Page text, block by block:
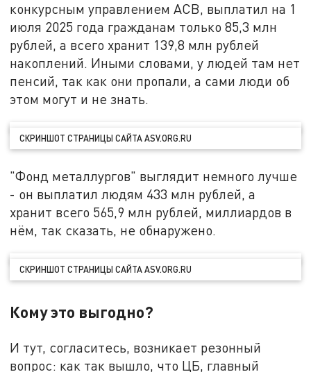
конкурсным управлением АСВ, выплатил на 1
июля 2025 года гражданам только 85,3 млн
рублей, а всего хранит 139,8 млн рублей
накоплений. Иными словами, у людей там нет
пенсий, так как они пропали, а сами люди об
этом могут и не знать.
СКРИНШОТ СТРАНИЦЫ САЙТА ASV.ORG.RU
"Фонд металлургов" выглядит немного лучше
- он выплатил людям 433 млн рублей, а
хранит всего 565,9 млн рублей, миллиардов в
нём, так сказать, не обнаружено.
СКРИНШОТ СТРАНИЦЫ САЙТА ASV.ORG.RU
Кому это выгодно?
И тут, согласитесь, возникает резонный
вопрос: как так вышло, что ЦБ, главный